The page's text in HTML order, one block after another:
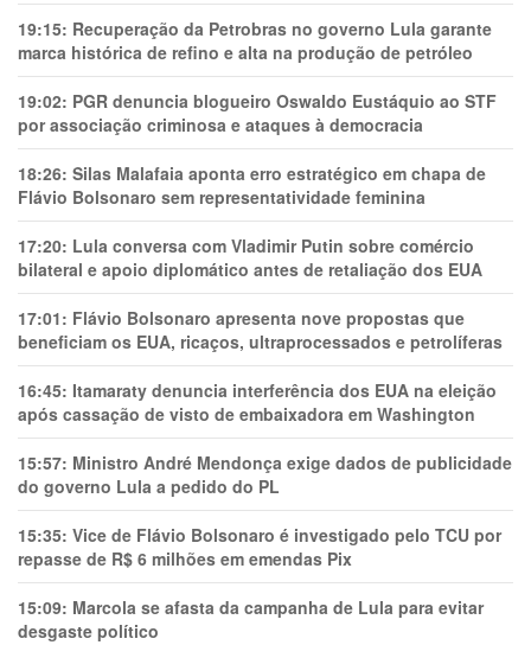
19:15: Recuperação da Petrobras no governo Lula garante
marca histórica de refino e alta na produção de petróleo
19:02: PGR denuncia blogueiro Oswaldo Eustáquio ao STF
por associação criminosa e ataques à democracia
18:26: Silas Malafaia aponta erro estratégico em chapa de
Flávio Bolsonaro sem representatividade feminina
17:20: Lula conversa com Vladimir Putin sobre comércio
bilateral e apoio diplomático antes de retaliação dos EUA
17:01: Flávio Bolsonaro apresenta nove propostas que
beneficiam os EUA, ricaços, ultraprocessados e petrolíferas
16:45: Itamaraty denuncia interferência dos EUA na eleição
após cassação de visto de embaixadora em Washington
15:57: Ministro André Mendonça exige dados de publicidade
do governo Lula a pedido do PL
15:35: Vice de Flávio Bolsonaro é investigado pelo TCU por
repasse de R$ 6 milhões em emendas Pix
15:09: Marcola se afasta da campanha de Lula para evitar
desgaste político